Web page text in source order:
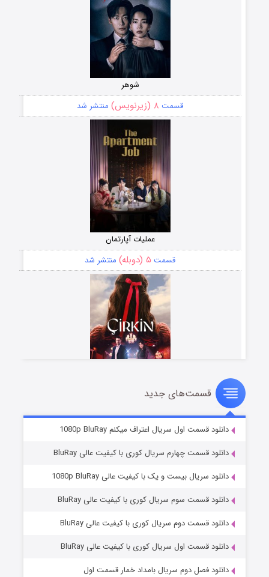
شوهر
قسمت ۸ (زیرنویس) منتشر شد
عملیات آپارتمان
قسمت ۵ (دوبله) منتشر شد
سریال زشت
قسمت۲ (زیرنویس) منتشر شد
مردگان متحرک: شهر مرده ۳
قسمت۲ (زیرنویس) منتشر شد
قسمت‌های جدید
دانلود قسمت اول سریال اعتراف میکنم 1080p BluRay
دانلود قسمت چهارم سریال کوری با کیفیت عالی BluRay
دانلود سریال بیست و یک با کیفیت عالی 1080p BluRay
دانلود قسمت سوم سریال کوری با کیفیت عالی BluRay
دانلود قسمت دوم سریال کوری با کیفیت عالی BluRay
دانلود قسمت اول سریال کوری با کیفیت عالی BluRay
دانلود فصل دوم سریال بامداد خمار قسمت اول